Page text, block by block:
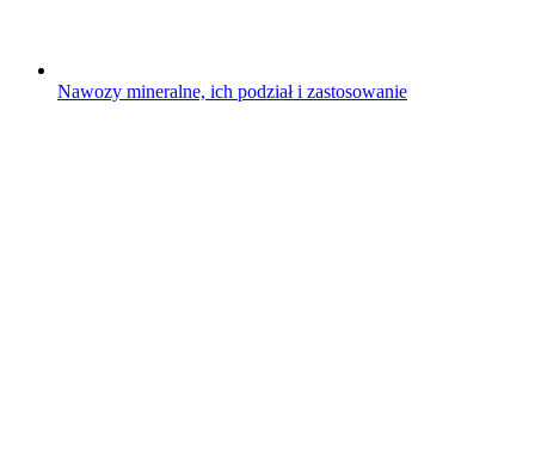
Nawozy mineralne, ich podział i zastosowanie